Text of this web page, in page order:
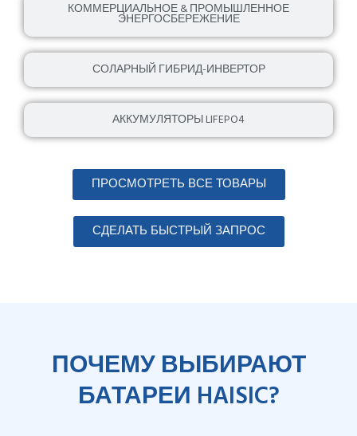
КОММЕРЦИАЛЬНОЕ & ПРОМЫШЛЕННОЕ
ЭНЕРГОСБЕРЕЖЕНИЕ
СОЛАРНЫЙ ГИБРИД-ИНВЕРТОР
АККУМУЛЯТОРЫ LIFEPO4
ПРОСМОТРЕТЬ ВСЕ ТОВАРЫ
СДЕЛАТЬ БЫСТРЫЙ ЗАПРОС
ПОЧЕМУ ВЫБИРАЮТ
БАТАРЕИ HAISIC?